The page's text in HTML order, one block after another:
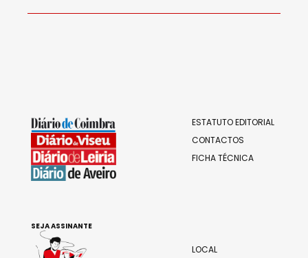
ESTATUTO EDITORIAL
CONTACTOS
FICHA TÉCNICA
LOCAL
SEJA ASSINANTE